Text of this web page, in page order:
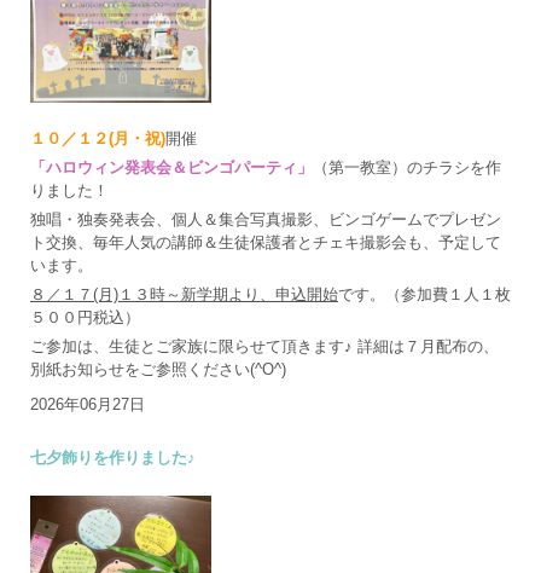
１０／１２(月・祝)開催
「ハロウィン発表会＆ビンゴパーティ」
（第一教室）のチラシを作
りました！
独唱・独奏発表会、個人＆集合写真撮影、ビンゴゲームでプレゼン
ト交換、毎年人気の講師＆生徒保護者とチェキ撮影会も、予定して
います。
８／１７(月)１３時～新学期より、申込開始です。（参加費１人１枚
５００円税込）
ご参加は、生徒とご家族に限らせて頂きます♪ 詳細は７月配布の、
別紙お知らせをご参照ください(^O^)
2026年06月27日
七夕飾りを作りました♪